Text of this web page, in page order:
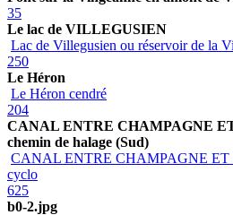
35
Le lac de VILLEGUSIEN
Lac de Villegusien ou réservoir de la
250
Le Héron
Le Héron cendré
204
CANAL ENTRE CHAMPAGNE
chemin de halage (Sud)
CANAL ENTRE CHAMPAGNE ET
cyclo
625
b0-2.jpg